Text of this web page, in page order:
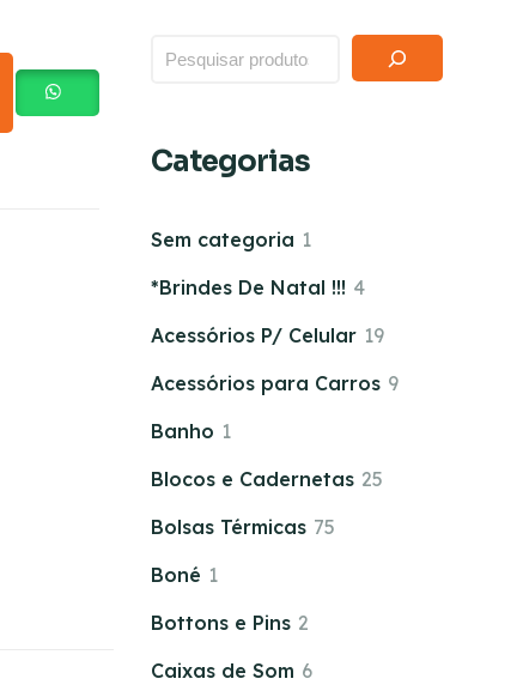
Categorias
Sem categoria 1
*Brindes De Natal !!! 4
Acessórios P/ Celular 19
Acessórios para Carros 9
Banho 1
Blocos e Cadernetas 25
Bolsas Térmicas 75
Boné 1
Bottons e Pins 2
Caixas de Som 6